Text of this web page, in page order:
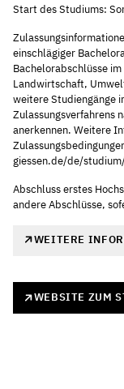
Start des Studiums:
einschlägiger
Bachelorabschlüsse
Landwirtschaft,
weitere Studiengänge
Zulassungsverfahrens
anerkennen. Weitere
giessen.de/de/
Abschluss erstes
andere Abschlüsse,
WEITERE
WEBSITE ZUM